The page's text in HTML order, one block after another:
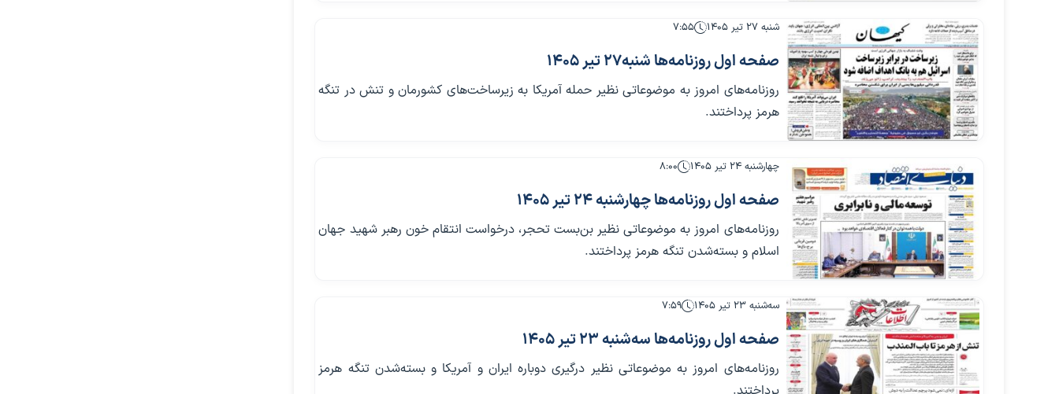
شنبه ۲۷ تیر ۱۴۰۵ ۷:۵۵
صفحه اول روزنامه‌ها شنبه27 تیر 1405
روزنامه‌های امروز به موضوعاتی نظیر حمله آمریکا به زیرساخت‌های کشورمان و تنش در تنگه
هرمز پرداختند.
چهارشنبه ۲۴ تیر ۱۴۰۵ ۸:۰۰
صفحه اول روزنامه‌ها چهارشنبه 24 تیر 1405
روزنامه‌های امروز به موضوعاتی نظیر بن‌بست تحجر، درخواست انتقام خون رهبر شهید جهان
اسلام و بسته‌شدن تنگه هرمز پرداختند.
سه‌شنبه ۲۳ تیر ۱۴۰۵ ۷:۵۹
صفحه اول روزنامه‌ها سه‌شنبه 23 تیر 1405
روزنامه‌های امروز به موضوعاتی نظیر درگیری دوباره ایران و آمریکا و بسته‌شدن تنگه هرمز